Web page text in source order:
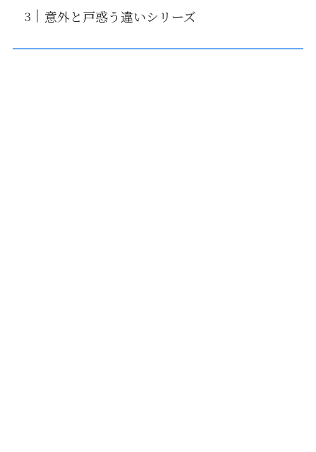
意外と戸惑う違いシリーズ